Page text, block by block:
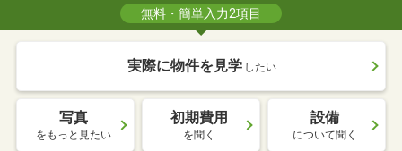
無料・簡単入力2項目
実際に物件を見学 したい
写真
をもっと見たい
初期費用
を聞く
設備
について聞く